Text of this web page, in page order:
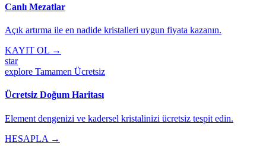
Canlı Mezatlar
Açık artırma ile en nadide kristalleri uygun fiyata kazanın.
KAYIT OL →
star
explore Tamamen Ücretsiz
Ücretsiz Doğum Haritası
Element dengenizi ve kadersel kristalinizi ücretsiz tespit edin.
HESAPLA →